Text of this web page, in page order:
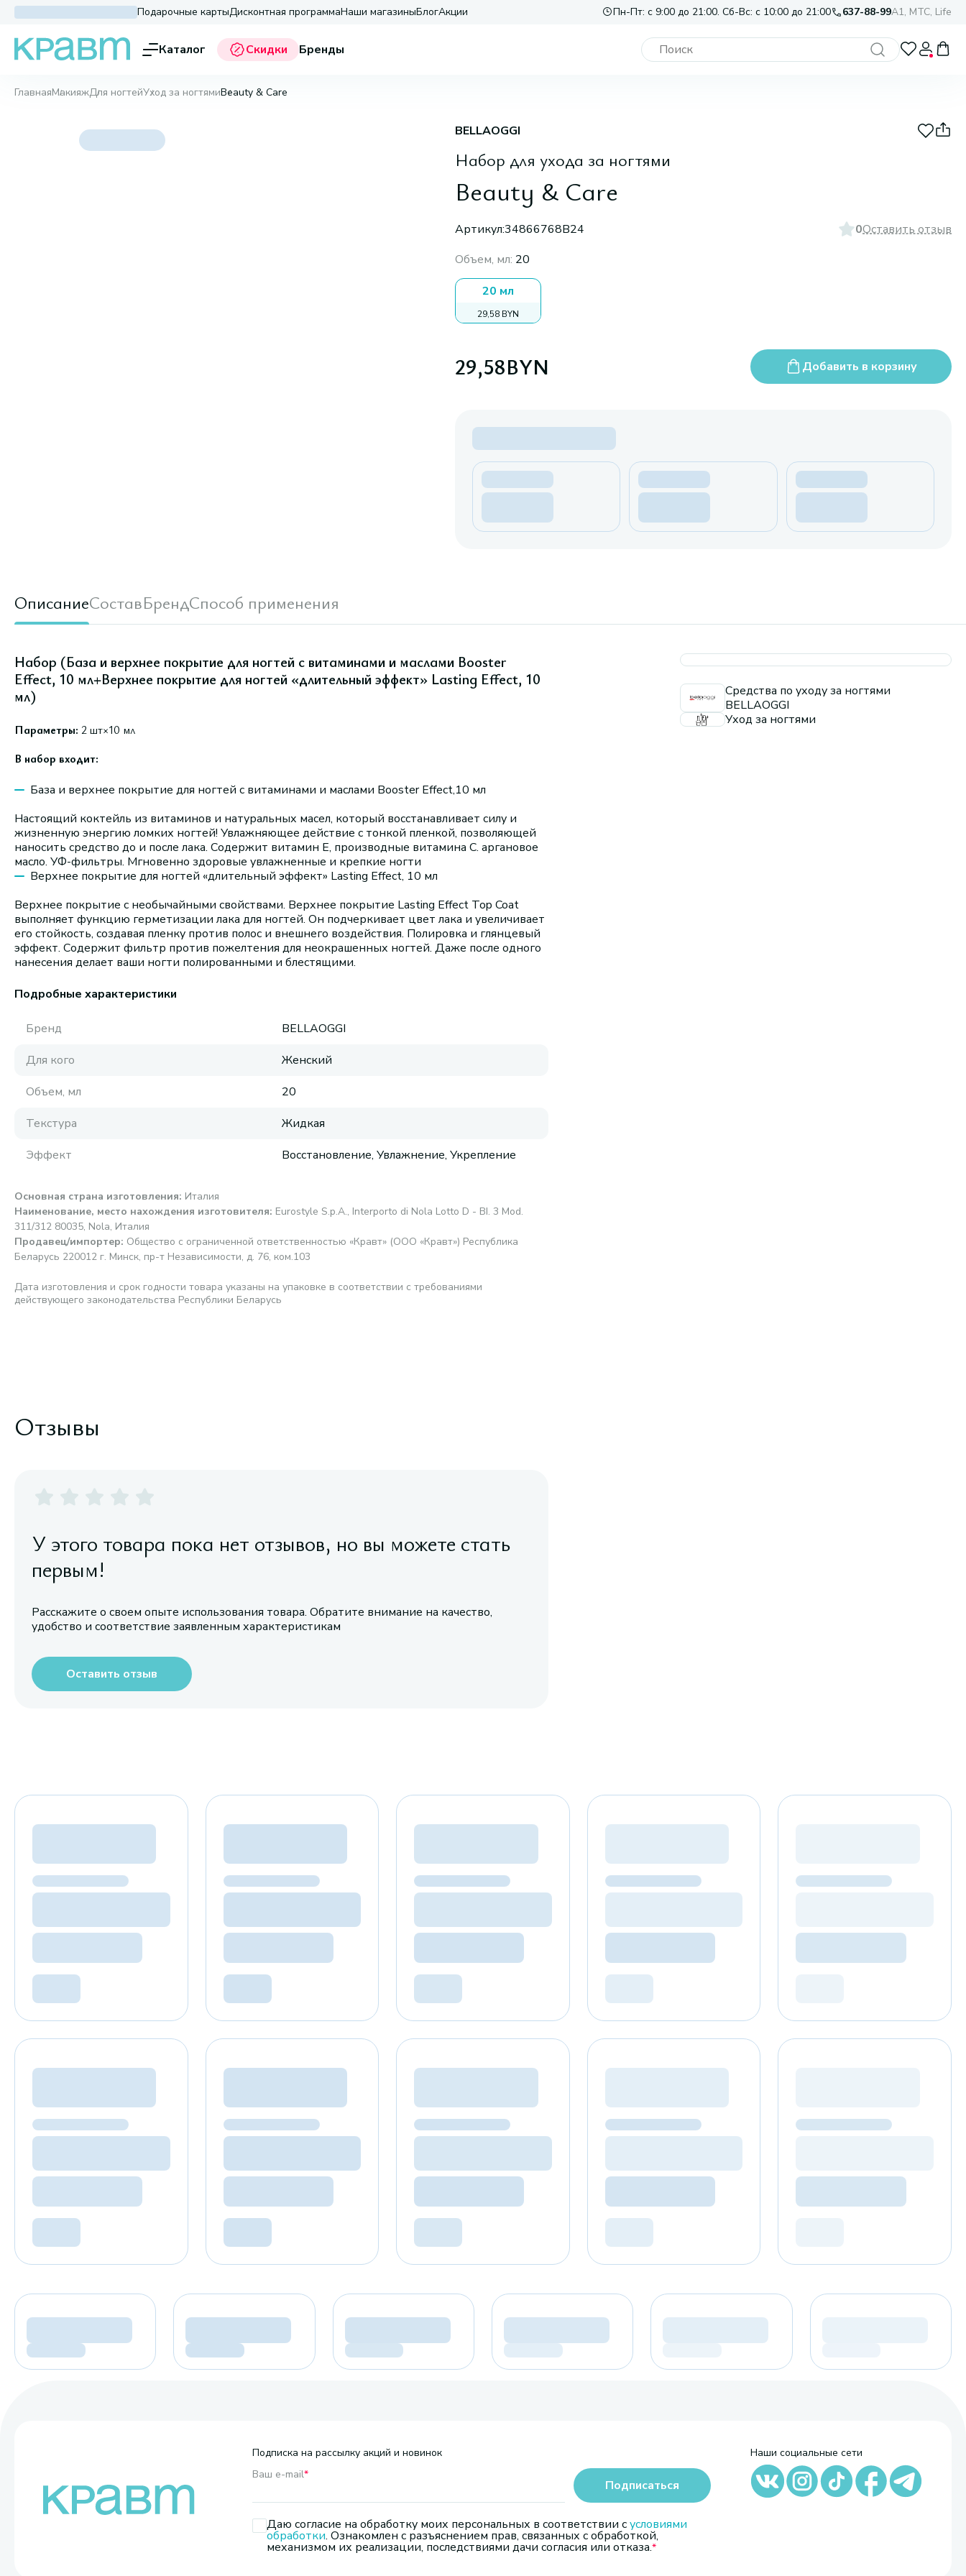
Подарочные картыДисконтная программаНаши магазиныБлогАкции Пн-Пт: с 9:00 до 21:00. Сб-Вс: с 10:00 до 21:00 637-88-99A1, МТС, Life
Каталог Скидки Бренды
ГлавнаяМакияжДля ногтейУход за ногтямиBeauty & Care
BELLAOGGI
Набор для ухода за ногтями
Beauty & Care
Артикул:34866768B24 0Оставить отзыв
Объем, мл: 20
20 мл
29,58 BYN
29,58BYN Добавить в корзину
ОписаниеСоставБрендСпособ применения
Набор (База и верхнее покрытие для ногтей с витаминами и маслами Booster
Effect, 10 мл+Верхнее покрытие для ногтей «длительный эффект» Lasting Effect, 10
мл)
Параметры: 2 шт×10 мл
В набор входит:
База и верхнее покрытие для ногтей с витаминами и маслами Booster Effect,10 мл
Настоящий коктейль из витаминов и натуральных масел, который восстанавливает силу и
жизненную энергию ломких ногтей! Увлажняющее действие с тонкой пленкой, позволяющей
наносить средство до и после лака. Содержит витамин Е, производные витамина С. аргановое
масло. УФ-фильтры. Мгновенно здоровые увлажненные и крепкие ногти
Верхнее покрытие для ногтей «длительный эффект» Lasting Effect, 10 мл
Верхнее покрытие с необычайными свойствами. Верхнее покрытие Lasting Effect Top Coat
выполняет функцию герметизации лака для ногтей. Он подчеркивает цвет лака и увеличивает
его стойкость, создавая пленку против полос и внешнего воздействия. Полировка и глянцевый
эффект. Содержит фильтр против пожелтения для неокрашенных ногтей. Даже после одного
нанесения делает ваши ногти полированными и блестящими.
Подробные характеристики
Бренд
BELLAOGGI
Для кого
Женский
Объем, мл
20
Текстура
Жидкая
Эффект
Восстановление, Увлажнение, Укрепление
Основная страна изготовления: Италия
Наименование, место нахождения изготовителя: Eurostyle S.p.A., Interporto di Nola Lotto D - BI. 3 Mod.
311/312 80035, Nola, Италия
Продавец/импортер: Общество с ограниченной ответственностью «Кравт» (ООО «Кравт») Республика
Беларусь 220012 г. Минск, пр-т Независимости, д. 76, ком.103
Дата изготовления и срок годности товара указаны на упаковке в соответствии с требованиями
действующего законодательства Республики Беларусь
Средства по уходу за ногтями
BELLAOGGI
Уход за ногтями
Отзывы
У этого товара пока нет отзывов, но вы можете стать
первым!
Расскажите о своем опыте использования товара. Обратите внимание на качество,
удобство и соответствие заявленным характеристикам
Оставить отзыв
Подписка на рассылку акций и новинок
Ваш e-mail*
Даю согласие на обработку моих персональных в соответствии сусловиями
обработки. Ознакомлен с разъяснением прав, связанных с обработкой,
механизмом их реализации, последствиями дачи согласия или отказа.
Подписаться
Наши социальные сети